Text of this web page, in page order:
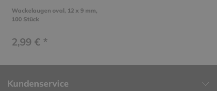
Wackelaugen oval, 12 x 9 mm,
100 Stück
2,99 € *
Kundenservice